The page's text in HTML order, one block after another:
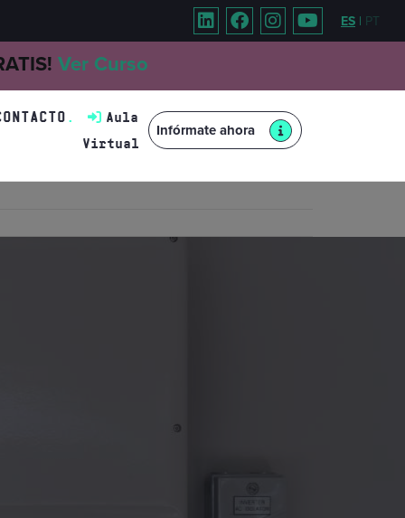
ES | PT
Ver Curso
Aula
Virtual
Infórmate ahora